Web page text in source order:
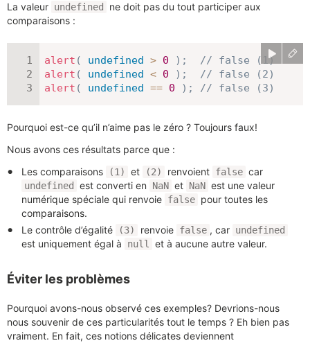
La valeur undefined
ne doit pas du tout participer aux
comparaisons :
alert ( undefined > 0 ) ;
// false (1)
alert ( undefined < 0 ) ;
// false (2)
alert ( undefined == 0 ) ; // false (3)
Pourquoi est-ce qu’il n’aime pas le zéro ? Toujours faux!
Nous avons ces résultats parce que :
Les comparaisons
(1) et (2) renvoient false car
undefined est converti en NaN et NaN est une valeur
numérique spéciale qui renvoie false pour toutes les
comparaisons.
Le contrôle d’égalité
(3) renvoie false , car undefined
est uniquement égal à null et à aucune autre valeur.
Éviter les problèmes
Pourquoi avons-nous observé ces exemples? Devrions-nous
nous souvenir de ces particularités tout le temps ? Eh bien pas
vraiment. En fait, ces notions délicates deviennent